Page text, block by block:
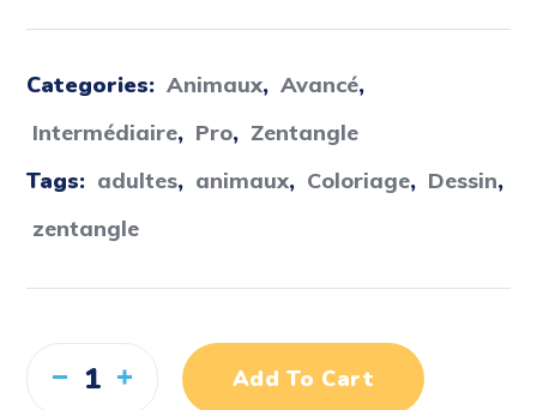
Categories: Animaux, Avancé,
Intermédiaire, Pro, Zentangle
Tags: adultes, animaux, Coloriage, Dessin,
zentangle
Add To Cart